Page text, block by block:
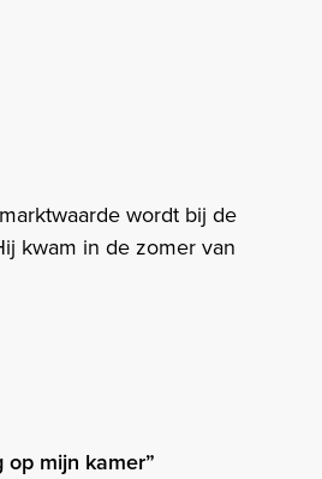
wordt bij de
kwam in de zomer van
mijn kamer”